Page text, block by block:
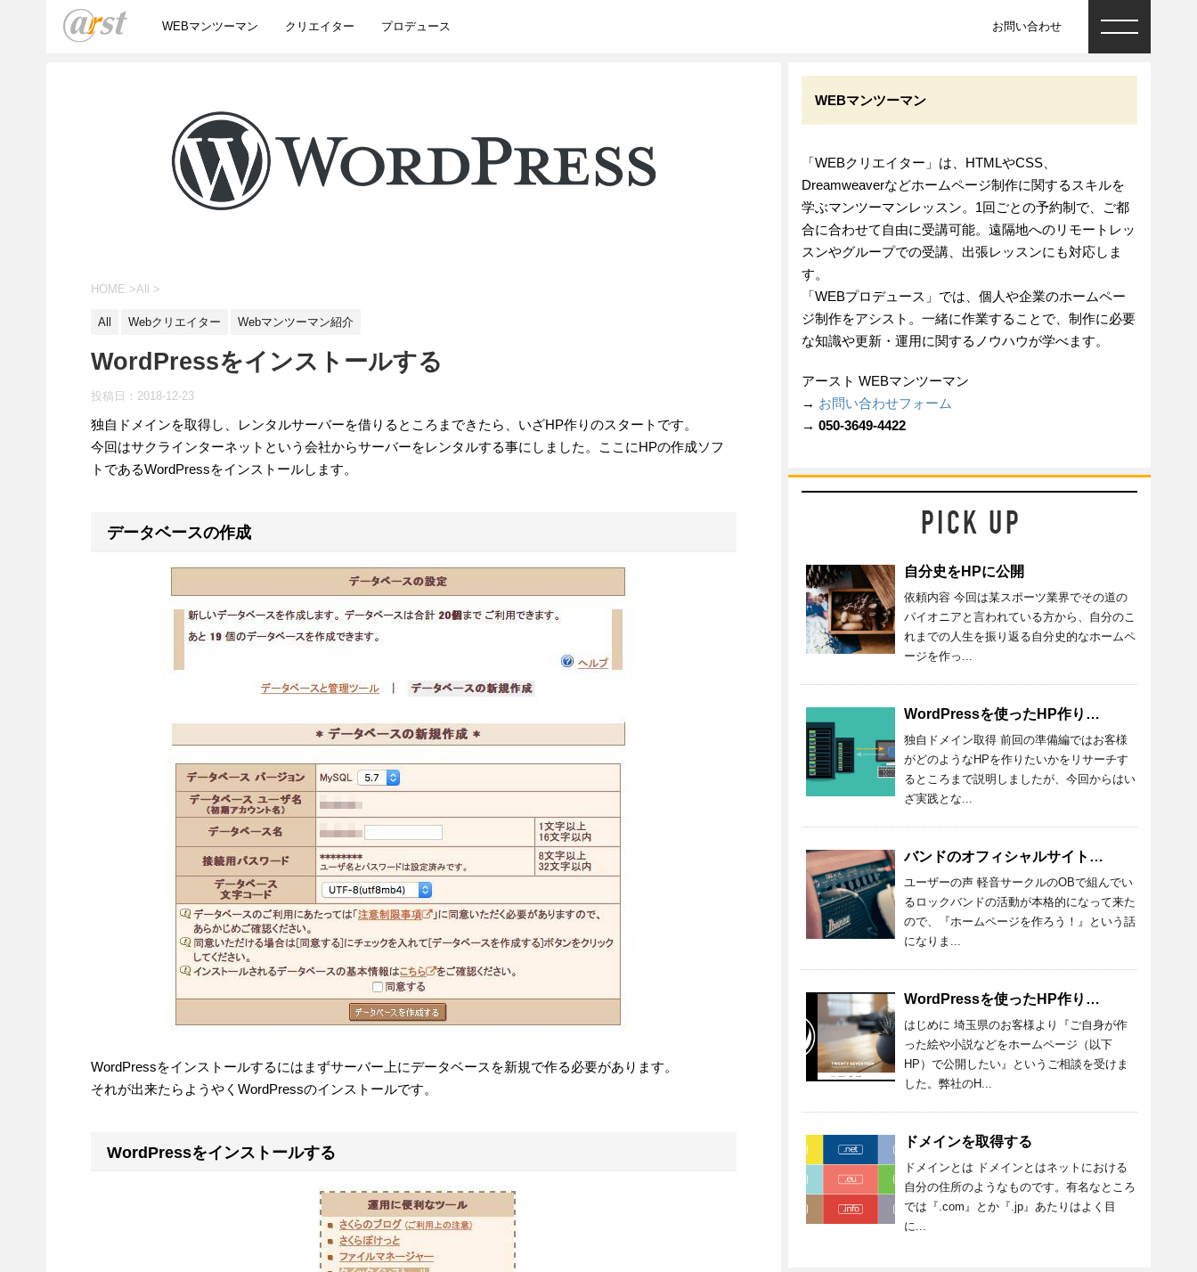
WEBマンツーマン クリエイター プロデュース お問い合わせ
HOME >All >
All Webクリエイター Webマンツーマン紹介
WordPressをインストールする
投稿日： 2018-12-23
独自ドメインを取得し、レンタルサーバーを借りるところまできたら、いざHP作りのスタートです。
今回はサクラインターネットという会社からサーバーをレンタルする事にしました。ここにHPの作成ソフ
トであるWordPressをインストールします。
データベースの作成
WordPressをインストールするにはまずサーバー上にデータベースを新規で作る必要があります。
それが出来たらようやくWordPressのインストールです。
WordPressをインストールする
WEBマンツーマン
「WEBクリエイター」は、HTMLやCSS、
Dreamweaverなどホームページ制作に関するスキルを
学ぶマンツーマンレッスン。1回ごとの予約制で、ご都
合に合わせて自由に受講可能。遠隔地へのリモートレッ
スンやグループでの受講、出張レッスンにも対応しま
す。
「WEBプロデュース」では、個人や企業のホームペー
ジ制作をアシスト。一緒に作業することで、制作に必要
な知識や更新・運用に関するノウハウが学べます。
アースト WEBマンツーマン
→ お問い合わせフォーム
→ 050-3649-4422
自分史をHPに公開
依頼内容 今回は某スポーツ業界でその道の
パイオニアと言われている方から、自分のこ
れまでの人生を振り返る自分史的なホームペ
ージを作っ...
WordPressを使ったHP作り：第二回（ドメインとサーバー）
独自ドメイン取得 前回の準備編ではお客様
がどのようなHPを作りたいかをリサーチす
るところまで説明しましたが、今回からはい
ざ実践とな...
バンドのオフィシャルサイトを作ってほしい
ユーザーの声 軽音サークルのOBで組んでい
るロックバンドの活動が本格的になって来た
ので、『ホームページを作ろう！』という話
になりま...
WordPressを使ったHP作り：第一回（準備編）
はじめに 埼玉県のお客様より『ご自身が作
った絵や小説などをホームページ（以下
HP）で公開したい』というご相談を受けま
した。弊社のH...
ドメインを取得する
ドメインとは ドメインとはネットにおける
自分の住所のようなものです。有名なところ
では『.com』とか『.jp』あたりはよく目
に...